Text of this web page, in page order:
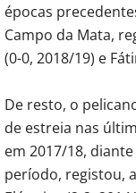
épocas
Campo da Mata,
(0-0, 2018/19) e
De resto, o
de estreia nas
em 2017/18,
período, registou,